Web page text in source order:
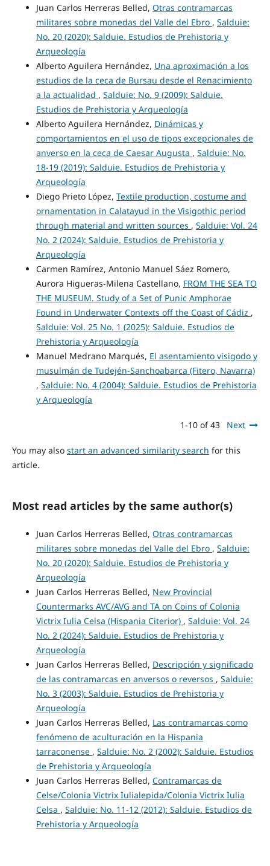
Juan Carlos Herreras Belled, Otras contramarcas
militares sobre monedas del Valle del Ebro , Salduie:
No. 20 (2020): Salduie. Estudios de Prehistoria y
Arqueología
Alberto Aguilera Hernández, Una aproximación a los
estudios de la ceca de Bursau desde el Renacimiento
a la actualidad , Salduie: No. 9 (2009): Salduie.
Estudios de Prehistoria y Arqueología
Alberto Aguilera Hernández, Dinámicas y
comportamientos en el uso de tipos excepcionales de
anverso en la ceca de Caesar Augusta , Salduie: No.
18-19 (2019): Salduie. Estudios de Prehistoria y
Arqueología
Diego Prieto López, Textile production, costume and
ornamentation in Calatayud in the Visigothic period
through material and written sources , Salduie: Vol. 24
No. 2 (2024): Salduie. Estudios de Prehistoria y
Arqueología
Carmen Ramírez, Antonio Manuel Sáez Romero,
Aurora Higueras-Milena Castellano, FROM THE SEA TO
THE MUSEUM. Study of a Set of Punic Amphorae
Found in Underwater Contexts off the Coast of Cádiz ,
Salduie: Vol. 25 No. 1 (2025): Salduie. Estudios de
Prehistoria y Arqueología
Manuel Medrano Marqués, El asentamiento visigodo y
musulmán de Tudején-Sanchoabarca (Fitero, Navarra)
, Salduie: No. 4 (2004): Salduie. Estudios de Prehistoria
y Arqueología
1-10 of 43 Next
You may also start an advanced similarity search for this
article.
Most read articles by the same author(s)
Juan Carlos Herreras Belled, Otras contramarcas
militares sobre monedas del Valle del Ebro , Salduie:
No. 20 (2020): Salduie. Estudios de Prehistoria y
Arqueología
Juan Carlos Herreras Belled, New Provincial
Countermarks AVC/AVG and TA on Coins of Colonia
Victrix Iulia Celsa (Hispania Citerior) , Salduie: Vol. 24
No. 2 (2024): Salduie. Estudios de Prehistoria y
Arqueología
Juan Carlos Herreras Belled, Descripción y significado
de las contramarcas en anversos o reversos , Salduie:
No. 3 (2003): Salduie. Estudios de Prehistoria y
Arqueología
Juan Carlos Herreras Belled, Las contramarcas como
fenómeno de aculturación en la Hispania
tarraconense , Salduie: No. 2 (2002): Salduie. Estudios
de Prehistoria y Arqueología
Juan Carlos Herreras Belled, Contramarcas de
Celse/Colonia Victrix Iulialepida/Colonia Victrix Iulia
Celsa , Salduie: No. 11-12 (2012): Salduie. Estudios de
Prehistoria y Arqueología